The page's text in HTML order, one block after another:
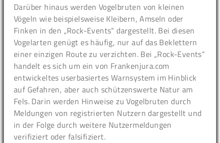
Darüber hinaus werden Vogelbruten von kleinen
Vögeln wie beispielsweise Kleibern, Amseln oder
Finken in den „Rock-Events“ dargestellt. Bei diesen
Vogelarten genügt es häufig, nur auf das Beklettern
einer einzigen Route zu verzichten. Bei „Rock-Events“
handelt es sich um ein von Frankenjura.com
entwickeltes userbasiertes Warnsystem im Hinblick
auf Gefahren, aber auch schützenswerte Natur am
Fels. Darin werden Hinweise zu Vogelbruten durch
Meldungen von registrierten Nutzern dargestellt und
in der Folge durch weitere Nutzermeldungen
verifiziert oder falsifiziert.